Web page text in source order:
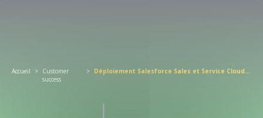
Accueil > Customer
success
> Déploiement Salesforce Sales et Service Cloud Worldwide